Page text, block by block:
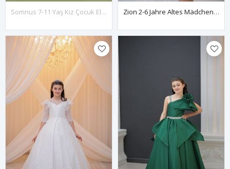
Somnus 7-11 Yaş Kız Çocuk Elbise 30156 Kırık Beyaz Zion 2-6 Jahre Altes Mädchenkleid 20105 Off White